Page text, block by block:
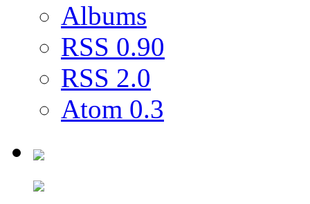
Albums
RSS 0.90
RSS 2.0
Atom 0.3